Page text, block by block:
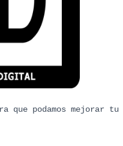
podamos mejorar tu